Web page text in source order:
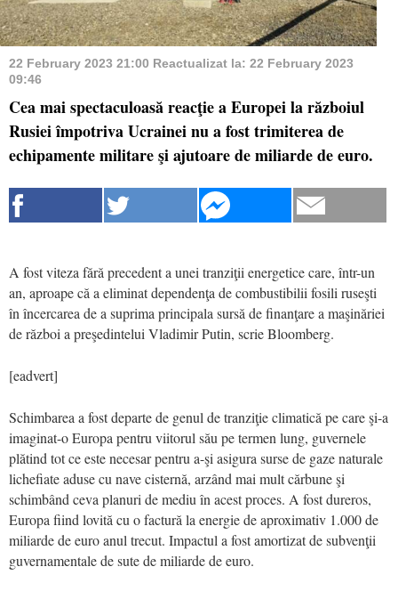
22 February 2023 21:00 Reactualizat la: 22 February 2023
09:46
Cea mai spectaculoasă reacţie a Europei la războiul
Rusiei îm­potriva Ucrainei nu a fost trimiterea de
echipamente militare şi ajutoare de miliarde de euro.
A fost viteza fără precedent a unei tranziţii ener­getice care, într-un
an, aproape că a eliminat dependenţa de combustibilii fosili ruseşti
în încercarea de a supri­ma principala sursă de finanţare a maşi­năriei
de război a preşedintelui Vladimir Putin, scrie Bloomberg.
[eadvert]
Schimbarea a fost departe de ge­nul de tranziţie climatică pe care şi-a
imaginat-o Europa pentru viitorul său pe termen lung, guvernele
plă­tind tot ce este necesar pentru a-şi asi­gura surse de gaze naturale
liche­fiate aduse cu nave cisternă, arzând mai mult cărbune şi
schimbând ceva planuri de mediu în acest proces. A fost dureros,
Europa fiind lovită cu o factură la energie de aproximativ 1.000 de
miliarde de euro anul trecut. Impactul a fost amortizat de sub­venţii
guvernamentale de sute de miliarde de euro.